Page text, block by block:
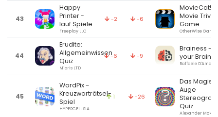
43
Happy
Printer -
lauf Spiele
Freeplay LLC
-2 -6
MovieCat! -
Movie Trivia
Game
OtherWise Games
44
Erudite:
Allgemeinwissen
Quiz
Mioris LTD
-6 -9
Brainess -
your Brain
Raffaele D'Amato
45
WordPix－
Kreuzworträtsel-
Spiel
HYPERCELL SIA
1 -26
Das
Auge
Quiz
Alexander